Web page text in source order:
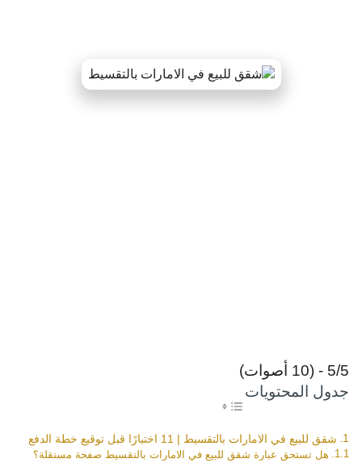
5/5 - (10 أصوات)
جدول المحتويات
شقق للبيع في الامارات بالتقسيط | 11 اختبارًا قبل توقيع خطة الدفع
هل تستحق عبارة شقق للبيع في الامارات بالتقسيط صفحة مستقلة؟